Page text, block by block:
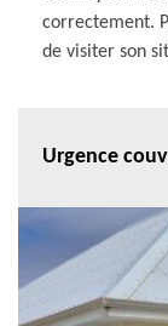
correctement.
de visiter son
Urgence